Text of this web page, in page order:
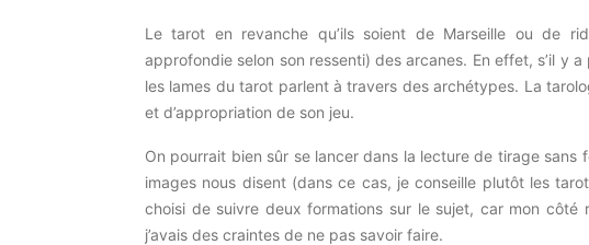
Le tarot en revanche qu’ils soient de Marseille ou de
approfondie selon son ressenti) des arcanes. En effet, s’il y
les lames du tarot parlent à travers des archétypes. La
et d’appropriation de son jeu.
On pourrait bien sûr se lancer dans la lecture de tirage
images nous disent (dans ce cas, je conseille plutôt les
choisi de suivre deux formations sur le sujet, car mon
j’avais des craintes de ne pas savoir faire.